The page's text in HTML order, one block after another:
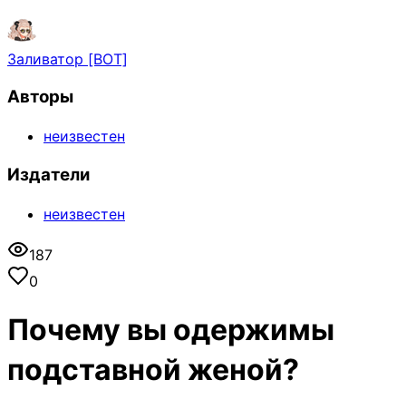
Заливатор [BOT]
Авторы
неизвестен
Издатели
неизвестен
187
0
Почему вы одержимы
подставной женой?